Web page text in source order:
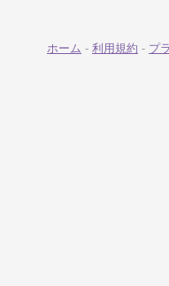
ホーム - 利用規約 - プ